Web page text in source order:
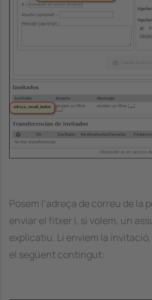
Posem l’adreça de correu de la
enviar el fitxer i, si volem, un
explicatiu. Li enviem la
el següent contingut: